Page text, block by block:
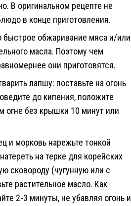
В оригинальном рецепте не
в конце приготовления.
обжаривание мяса и/или
масла. Поэтому чем
они приготовятся.
лапшу: поставьте на огонь
до кипения, положите
огне без крышки 10 минут или
и морковь нарежьте тонкой
на терке для корейских
сковороду (чугунную или с
растительное масло. Как
2-3 минуты, не убавляя огонь и